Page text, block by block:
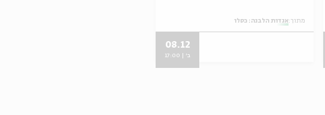
מתוך:אגדות הלבנה: כסלו
08.12
ב' | 17:00